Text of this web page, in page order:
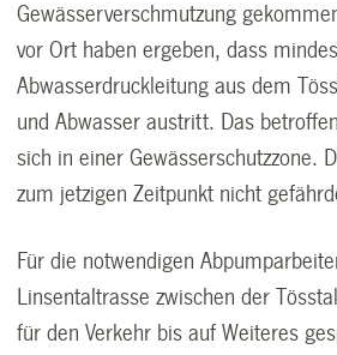
Gewässerverschmutzung
vor Ort haben ergeben, dass
Abwasserdruckleitung aus dem
und Abwasser austritt. Das
sich in einer Gewässerschutzzone.
zum jetzigen Zeitpunkt nicht
Für die notwendigen
Linsentaltrasse zwischen der
für den Verkehr bis auf Weiteres